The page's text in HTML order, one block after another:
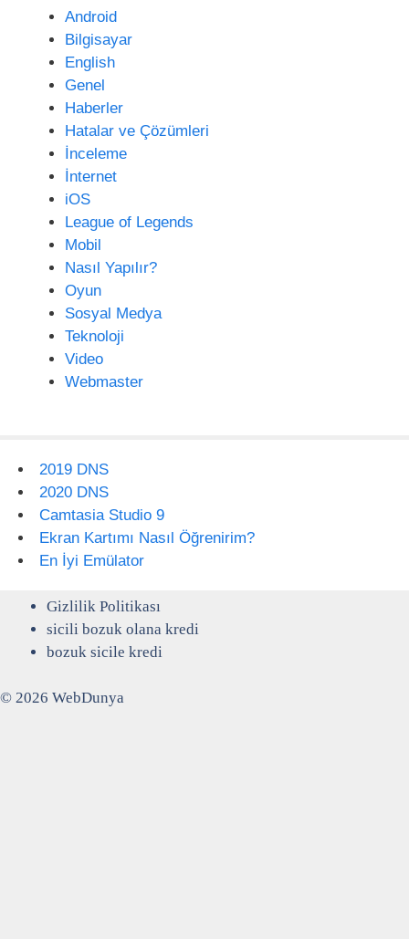
Android
Bilgisayar
English
Genel
Haberler
Hatalar ve Çözümleri
İnceleme
İnternet
iOS
League of Legends
Mobil
Nasıl Yapılır?
Oyun
Sosyal Medya
Teknoloji
Video
Webmaster
2019 DNS
2020 DNS
Camtasia Studio 9
Ekran Kartımı Nasıl Öğrenirim?
En İyi Emülator
Gizlilik Politikası
sicili bozuk olana kredi
bozuk sicile kredi
© 2026 WebDunya